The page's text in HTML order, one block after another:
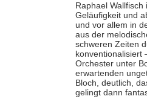
Raphael
Geläufigkeit und
und vor allem in
aus der
schweren Zeiten
konventionalisiert
Orchester unter
erwartenden
Bloch, deutlich,
gelingt dann